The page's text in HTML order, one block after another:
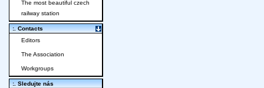
The most beautiful czech
railway station
:. Contacts
Editors
The Association
Workgroups
:. Sledujte nás